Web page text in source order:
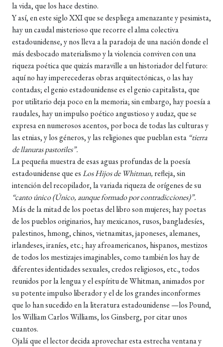
la vida, que los hace destino.
Y así, en este siglo XXI que se despliega amenazante y pesimista,
hay un caudal misterioso que recorre el alma colectiva
estadounidense, y nos lleva a la paradoja de una nación donde el
más desbocado materialismo y la violencia conviven con una
riqueza poética que quizás maraville a un historiador del futuro:
aquí no hay imperecederas obras arquitectónicas, o las hay
contadas; el genio estadounidense es el genio capitalista, que
por utilitario deja poco en la memoria; sin embargo, hay poesía a
raudales, hay un impulso poético angustioso y audaz, que se
expresa en numerosos acentos, por boca de todas las culturas y
las etnias, y los géneros, y las religiones que pueblan esta “tierra
de llanuras pastoriles”.
La pequeña muestra de esas aguas profundas de la poesía
estadounidense que esLos Hijos de Whitman, refleja, sin
intención del recopilador, la variada riqueza de orígenes de su
“canto único (Único, aunque formado por contradicciones)”.
Más de la mitad de los poetas del libro son mujeres; hay poetas
de los pueblos originarios, hay mexicanos, rusos, bangladesíes,
palestinos, hmong, chinos, vietnamitas, japoneses, alemanes,
irlandeses, iraníes, etc.; hay afroamericanos, hispanos, mestizos
de todos los mestizajes imaginables, como también los hay de
diferentes identidades sexuales, credos religiosos, etc., todos
reunidos por la lengua y el espíritu de Whitman, animados por
su potente impulso liberador y el de los grandes inconformes
que lo han sucedido en la literatura estadounidense —los Pound,
los William Carlos Williams, los Ginsberg, por citar unos
cuantos.
Ojalá que el lector decida aprovechar esta estrecha ventana y